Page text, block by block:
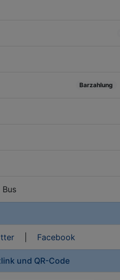
Barzahlung
| Facebook
und QR-Code